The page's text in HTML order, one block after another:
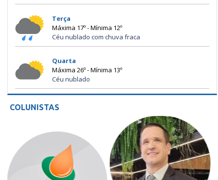
Terça
Máxima 17º - Mínima 12º
Céu nublado com chuva fraca
Quarta
Máxima 26º - Mínima 13º
Céu nublado
COLUNISTAS